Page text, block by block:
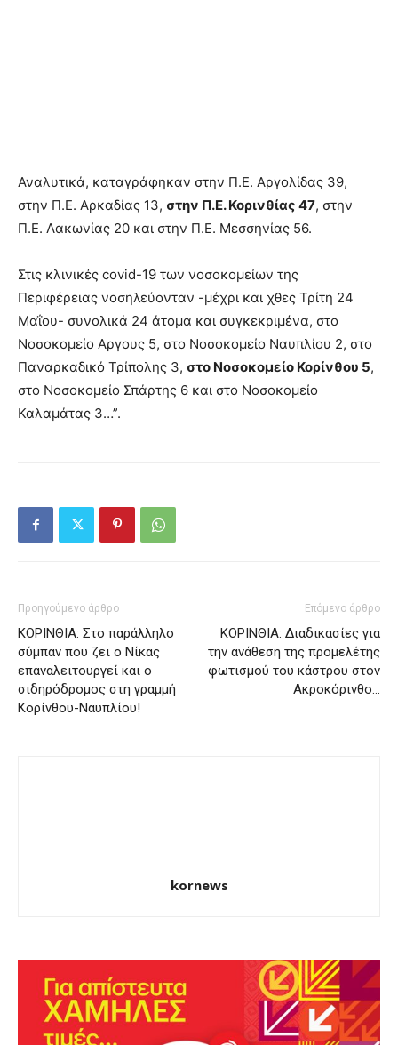
Αναλυτικά, καταγράφηκαν στην Π.Ε. Αργολίδας 39,
στην Π.Ε. Αρκαδίας 13, στην Π.Ε. Κορινθίας 47, στην
Π.Ε. Λακωνίας 20 και στην Π.Ε. Μεσσηνίας 56.
Στις κλινικές covid-19 των νοσοκομείων της
Περιφέρειας νοσηλεύονταν -μέχρι και χθες Τρίτη 24
Μαΐου- συνολικά 24 άτομα και συγκεκριμένα, στο
Νοσοκομείο Αργους 5, στο Νοσοκομείο Ναυπλίου 2, στο
Παναρκαδικό Τρίπολης 3, στο Νοσοκομείο Κορίνθου 5,
στο Νοσοκομείο Σπάρτης 6 και στο Νοσοκομείο
Καλαμάτας 3…”.
Προηγούμενο άρθρο
ΚΟΡΙΝΘΙΑ: Στο παράλληλο
σύμπαν που ζει ο Νίκας
επαναλειτουργεί και ο
σιδηρόδρομος στη γραμμή
Κορίνθου-Ναυπλίου!
Επόμενο άρθρο
ΚΟΡΙΝΘΙΑ: Διαδικασίες για
την ανάθεση της προμελέτης
φωτισμού του κάστρου στον
Ακροκόρινθο…
kornews